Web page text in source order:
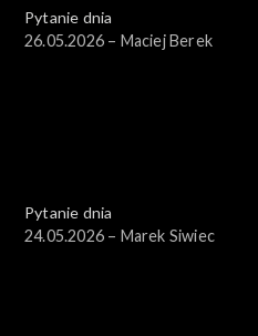
Pytanie dnia
26.05.2026 – Maciej Berek
Pytanie dnia
24.05.2026 – Marek Siwiec